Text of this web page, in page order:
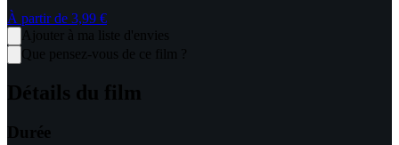
À partir de 3,99 €
Ajouter à ma liste d'envies
Que pensez-vous de ce film ?
Détails du film
Durée